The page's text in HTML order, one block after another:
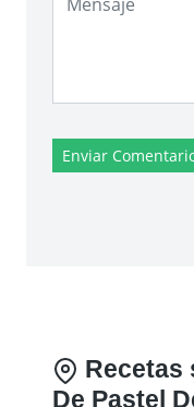
Enviar
Recetas
De Pastel